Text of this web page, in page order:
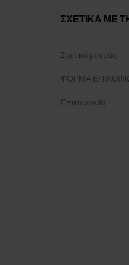
ΣΧΕΤΙΚΑ ΜΕ
Σχετικά με εμάς
ΦΟΡΜΑ
Επικοινωνία